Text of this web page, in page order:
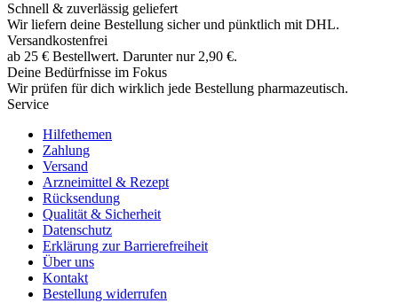
Schnell & zuverlässig geliefert
Wir liefern deine Bestellung sicher und pünktlich mit DHL.
Versandkostenfrei
ab 25 € Bestellwert. Darunter nur 2,90 €.
Deine Bedürfnisse im Fokus
Wir prüfen für dich wirklich jede Bestellung pharmazeutisch.
Service
Hilfethemen
Zahlung
Versand
Arzneimittel & Rezept
Rücksendung
Qualität & Sicherheit
Datenschutz
Erklärung zur Barrierefreiheit
Über uns
Kontakt
Bestellung widerrufen